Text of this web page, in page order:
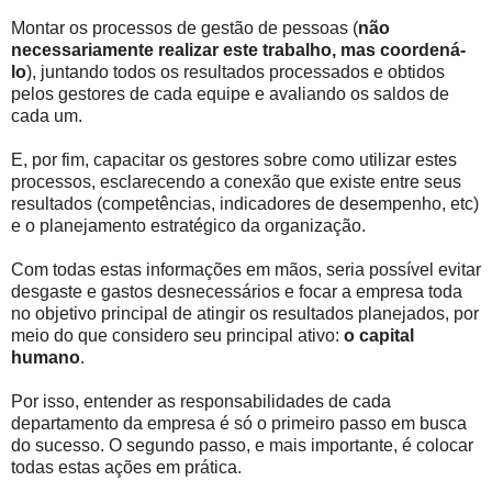
Montar os processos de gestão de pessoas (não
necessariamente realizar este trabalho, mas coordená-
lo), juntando todos os resultados processados e obtidos
pelos gestores de cada equipe e avaliando os saldos de
cada um.
E, por fim, capacitar os gestores sobre como utilizar estes
processos, esclarecendo a conexão que existe entre seus
resultados (competências, indicadores de desempenho, etc)
e o planejamento estratégico da organização.
Com todas estas informações em mãos, seria possível evitar
desgaste e gastos desnecessários e focar a empresa toda
no objetivo principal de atingir os resultados planejados, por
meio do que considero seu principal ativo: o capital
humano.
Por isso, entender as responsabilidades de cada
departamento da empresa é só o primeiro passo em busca
do sucesso. O segundo passo, e mais importante, é colocar
todas estas ações em prática.